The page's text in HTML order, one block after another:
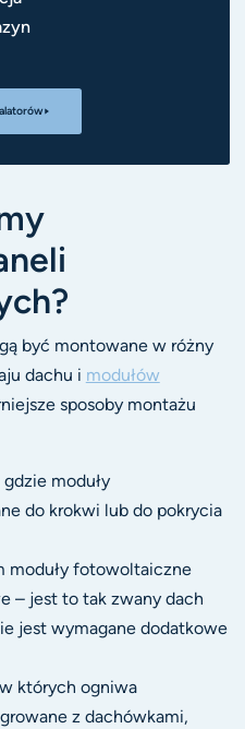
być montowane w różny
dachu i modułów
sposoby montażu
moduły
do krokwi lub do pokrycia
moduły fotowoltaiczne
– jest to tak zwany dach
jest wymagane dodatkowe
których ogniwa
z dachówkami,